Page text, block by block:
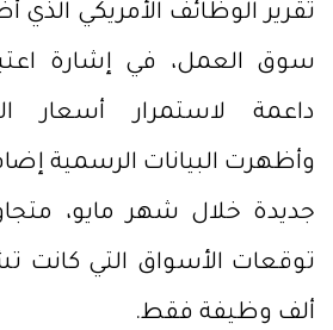
تقرير الوظائف الأمريكي الذي
سوق العمل، في إشارة
داعمة لاستمرار أسعار
جديدة خلال شهر مايو،
ألف وظيفة فقط.